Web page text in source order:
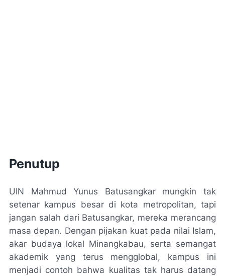
Penutup
UIN Mahmud Yunus Batusangkar mungkin tak
setenar kampus besar di kota metropolitan, tapi
jangan salah dari Batusangkar, mereka merancang
masa depan. Dengan pijakan kuat pada nilai Islam,
akar budaya lokal Minangkabau, serta semangat
akademik yang terus mengglobal, kampus ini
menjadi contoh bahwa kualitas tak harus datang